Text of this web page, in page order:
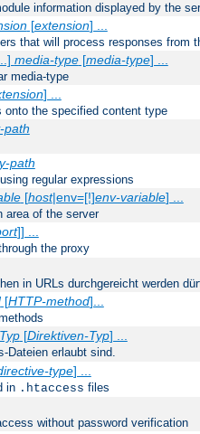
information displayed by the
[extension] ...
that will process responses from
media-type[media-type] ...
media-type
] ...
onto the specified content type
path
path
regular expressions
[host|env=[!]env-variable] ...
area of the server
]] ...
the proxy
in URLs durchgereicht werden
[HTTP-method]...
[Direktiven-Typ] ...
-Dateien erlaubt sind.
type] ...
in .htaccess files
without password verification